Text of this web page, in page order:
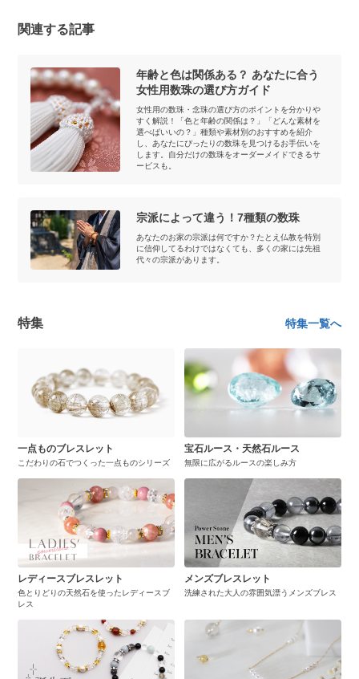
関連する記事
年齢と色は関係ある？ あなたに合う
女性用数珠の選び方ガイド
女性用の数珠・念珠の選び方のポイントを分かりや
すく解説！「色と年齢の関係は？」「どんな素材を
選べばいいの？」種類や素材別のおすすめを紹介
し、あなたにぴったりの数珠を見つけるお手伝いを
します。自分だけの数珠をオーダーメイドできるサ
ービスも。
宗派によって違う！7種類の数珠
あなたのお家の宗派は何ですか？たとえ仏教を特別
に信仰してるわけではなくても、多くの家には先祖
代々の宗派があります。
特集 特集一覧へ
一点ものブレスレット
こだわりの石でつくった一点ものシリーズ
宝石ルース・天然石ルース
無限に広がるルースの楽しみ方
レディースブレスレット
色とりどりの天然石を使ったレディースブ
レス
メンズブレスレット
洗練された大人の雰囲気漂うメンズブレス